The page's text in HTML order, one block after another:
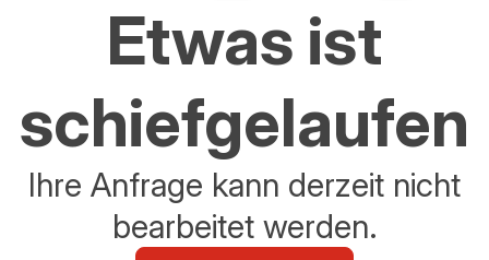
Etwas ist
schiefgelaufen
Ihre Anfrage kann derzeit nicht
bearbeitet werden.